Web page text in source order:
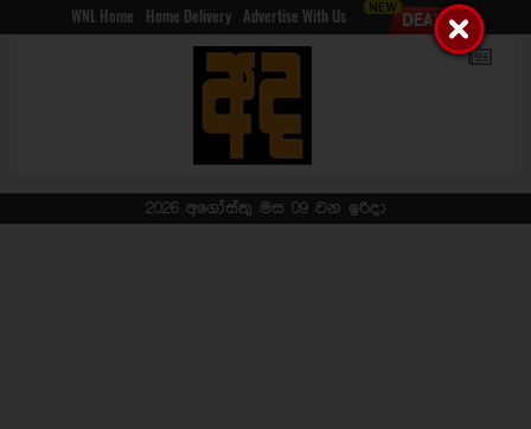
WNL Home Home Delivery Advertise With Us
2026 අගෝස්තු මස 09 වන ඉරිදා